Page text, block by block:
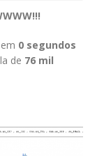
0 segundos
de 76 mil